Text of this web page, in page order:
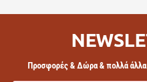
Προσφορές & Δώρα & πολλά